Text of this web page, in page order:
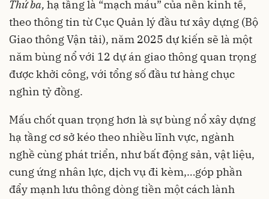
Thứ ba, hạ tầng là “mạch máu” của nền kinh tế,
theo thông tin từ Cục Quản lý đầu tư xây dựng (Bộ
Giao thông Vận tải), năm 2025 dự kiến sẽ là một
năm bùng nổ với 12 dự án giao thông quan trọng
được khởi công, với tổng số đầu tư hàng chục
nghìn tỷ đồng.
Mấu chốt quan trọng hơn là sự bùng nổ xây dựng
hạ tầng cơ sở kéo theo nhiều lĩnh vực, ngành
nghề cùng phát triển, như bất động sản, vật liệu,
cung ứng nhân lực, dịch vụ đi kèm,…góp phần
đẩy mạnh lưu thông dòng tiền một cách lành